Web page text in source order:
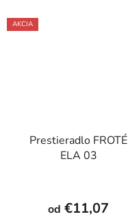
AKCIA
Prestieradlo FROTÉ
ELA 03
od €11,07